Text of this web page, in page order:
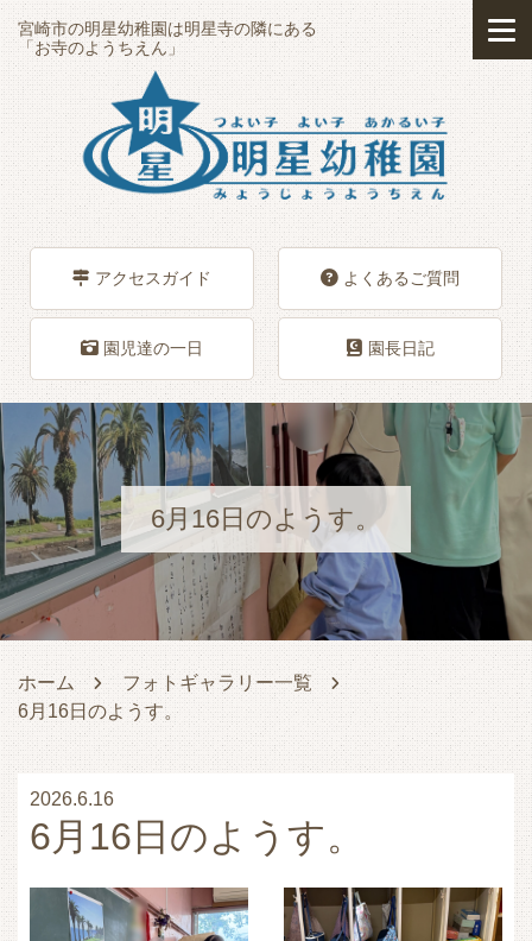
宮崎市の明星幼稚園は明星寺の隣にある
「お寺のようちえん」
アクセスガイド よくあるご質問
園児達の一日 園長日記
6月16日のようす。
ホーム
フォトギャラリー一覧
6月16日のようす。
2026.6.16
6月16日のようす。